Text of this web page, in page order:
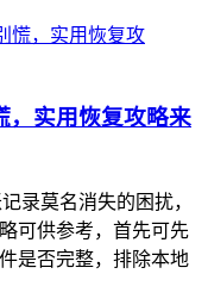
，实用恢复攻略来
录莫名消失的困扰，
可供参考，首先可先
是否完整，排除本地